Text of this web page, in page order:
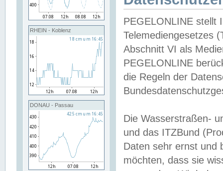
RHEIN - Koblenz
DONAU - Passau
PEGELONLINE stellt
Telemediengesetzes
Abschnitt VI als
PEGELONLINE
die Regeln der
Die Wasserstraßen-
und das ITZBund
Daten sehr ernst und
möchten, dass sie